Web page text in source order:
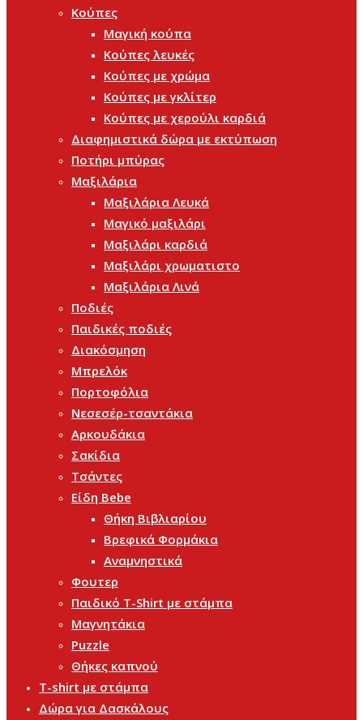
Κούπες
Μαγική κούπα
Κούπες λευκές
Κούπες με χρώμα
Κούπες με γκλίτερ
Κούπες με χερούλι καρδιά
Διαφημιστικά δώρα με εκτύπωση
Ποτήρι μπύρας
Μαξιλάρια
Μαξιλάρια Λευκά
Μαγικό μαξιλάρι
Μαξιλάρι καρδιά
Μαξιλάρι χρωματιστο
Μαξιλάρια Λινά
Ποδιές
Παιδικές ποδιές
Διακόσμηση
Μπρελόκ
Πορτοφόλια
Νεσεσέρ-τσαντάκια
Αρκουδάκια
Σακίδια
Τσάντες
Είδη Bebe
Θήκη Βιβλιαρίου
Βρεφικά Φορμάκια
Αναμνηστικά
Φουτερ
Παιδικό T-Shirt με στάμπα
Μαγνητάκια
Puzzle
Θήκες καπνού
T-shirt με στάμπα
Δώρα για Δασκάλους